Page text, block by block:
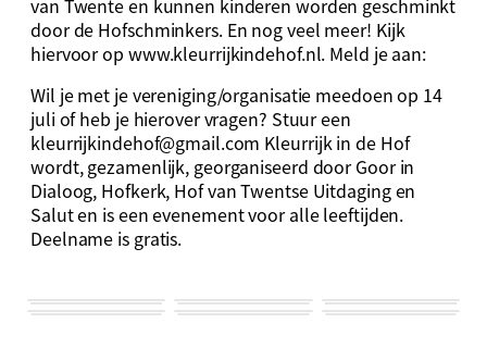
van Twente en kunnen kinderen worden geschminkt
door de Hofschminkers. En nog veel meer! Kijk
hiervoor op www.kleurrijkindehof.nl. Meld je aan:
Wil je met je vereniging/organisatie meedoen op 14
juli of heb je hierover vragen? Stuur een
kleurrijkindehof@gmail.com Kleurrijk in de Hof
wordt, gezamenlijk, georganiseerd door Goor in
Dialoog, Hofkerk, Hof van Twentse Uitdaging en
Salut en is een evenement voor alle leeftijden.
Deelname is gratis.